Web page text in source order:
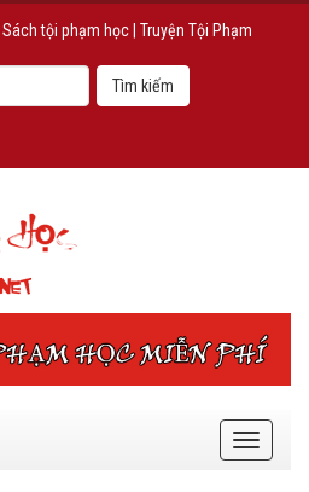
Sách tội phạm học Truyện Tội Phạm